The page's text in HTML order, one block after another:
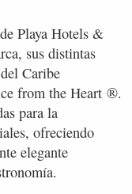
Playa Hotels &
sus distintas
Caribe
from the Heart ®.
para la
ofreciendo
elegante